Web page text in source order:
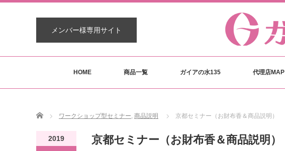
メンバー様専用サイト
HOME 商品一覧 ガイアの水135 代理店MAP
Home ワークショップ型セミナー, 商品説明 京都セミナー（お財布香＆商品説明）
2019 京都セミナー（お財布香＆商品説明）